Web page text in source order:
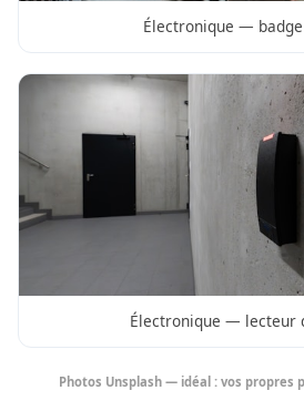
Électronique —
Électronique — lecteur
Photos Unsplash — idéal : vos propres